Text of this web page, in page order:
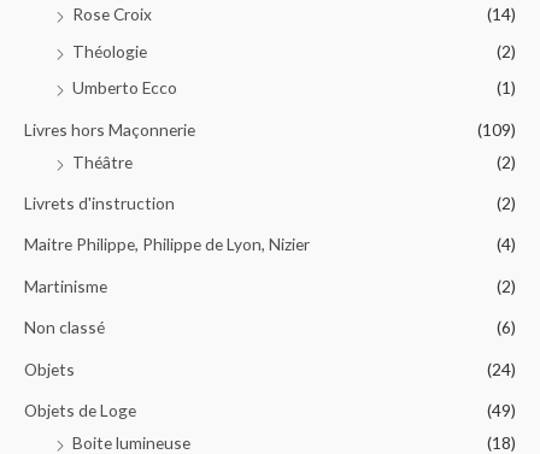
Rose Croix
(14)
Théologie
(2)
Umberto Ecco
(1)
Livres hors Maçonnerie
(109)
Théâtre
(2)
Livrets d'instruction (2)
Maitre Philippe, Philippe de Lyon, Nizier (4)
Martinisme (2)
Non classé (6)
Objets (24)
Objets de Loge
(49)
Boite lumineuse
(18)